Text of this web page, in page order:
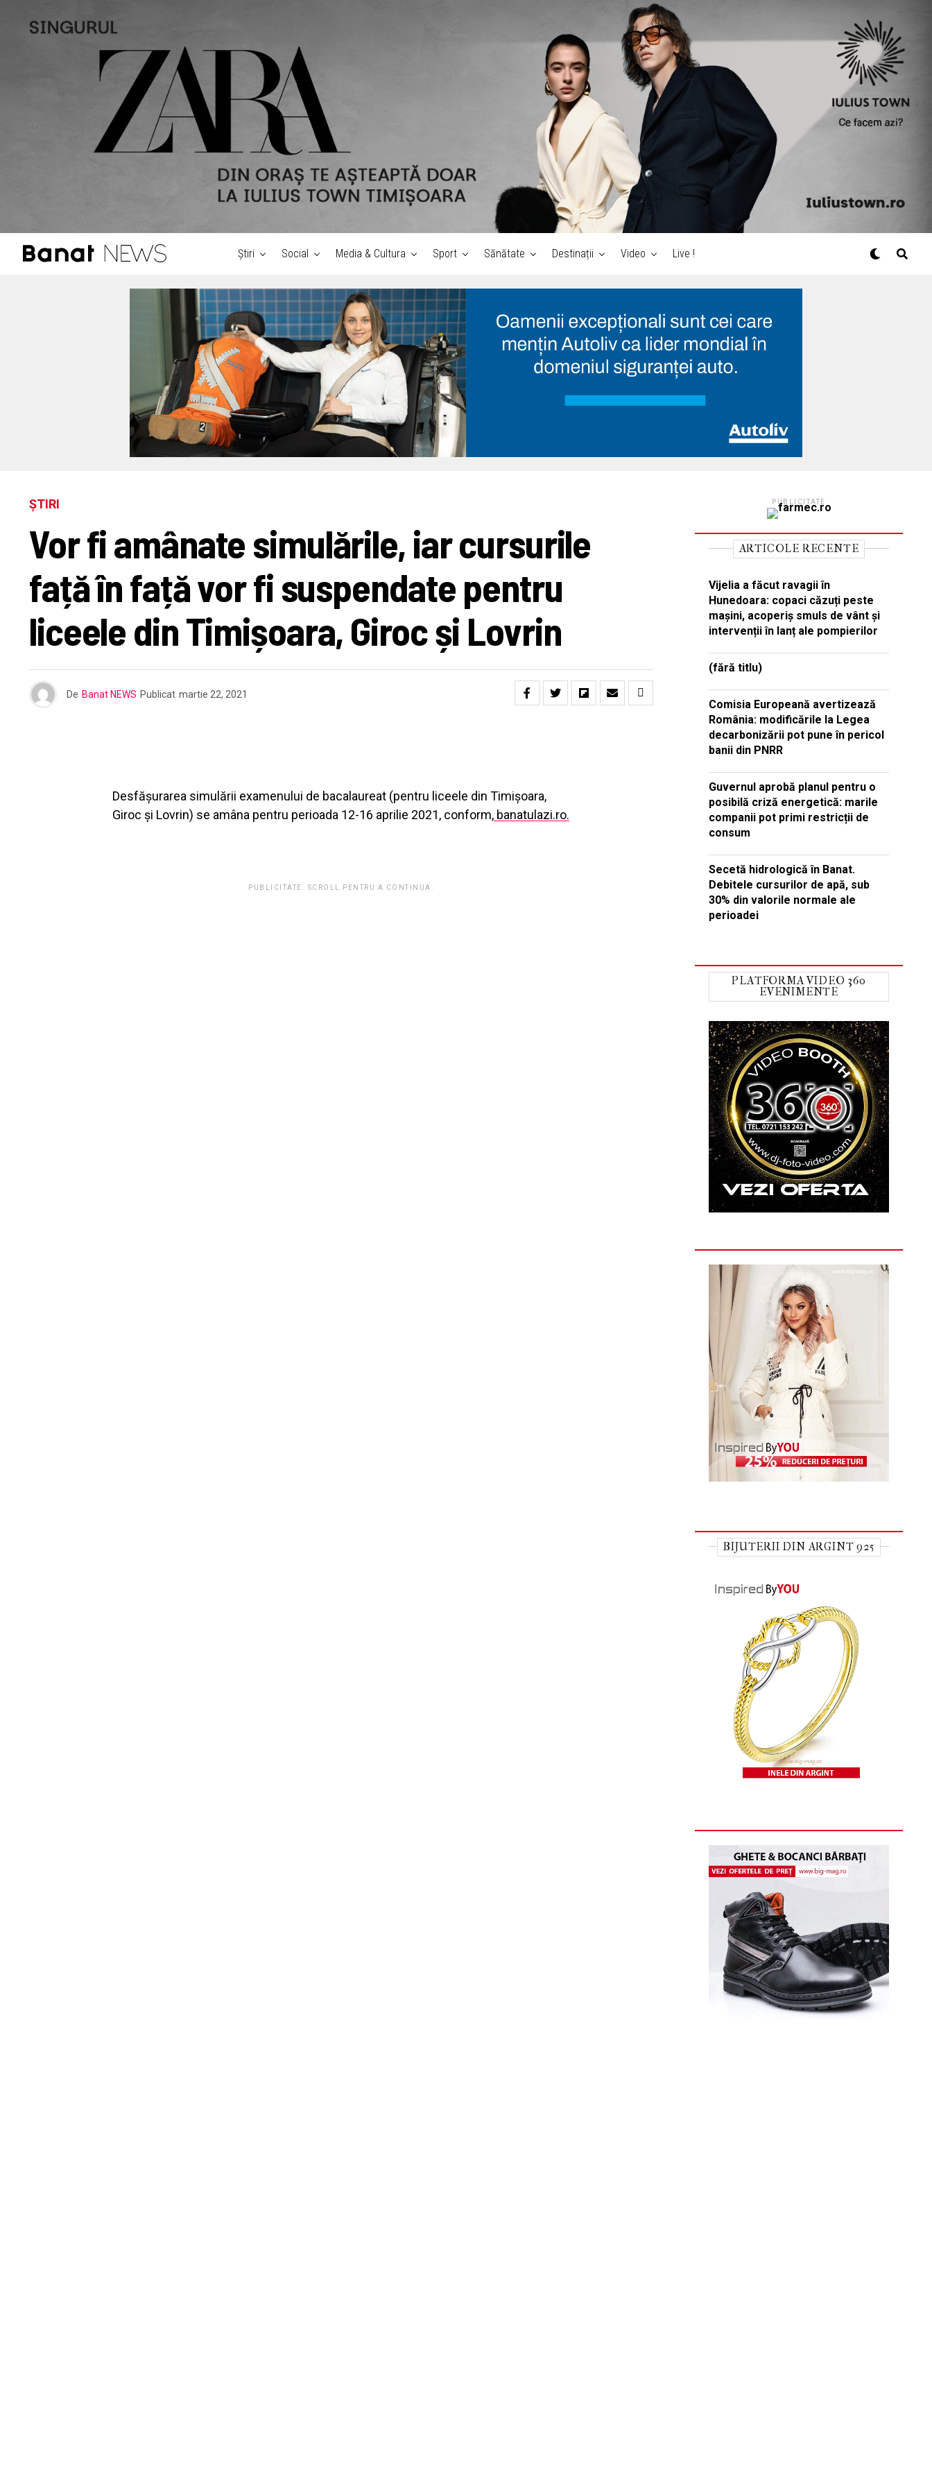
Știri Social Media & Cultura Sport Sănătate Destinații Video Live !
ȘTIRI
Vor fi amânate simulările, iar cursurile
față în față vor fi suspendate pentru
liceele din Timișoara, Giroc și Lovrin
De Banat NEWS Publicat martie 22, 2021
Desfășurarea simulării examenului de bacalaureat (pentru liceele din Timișoara,
Giroc și Lovrin) se amâna pentru perioada 12-16 aprilie 2021, conform, banatulazi.ro.
PUBLICITATE. SCROLL PENTRU A CONTINUA.
PUBLICITATE
ARTICOLE RECENTE
Vijelia a făcut ravagii în
Hunedoara: copaci căzuți peste
mașini, acoperiș smuls de vânt și
intervenții în lanț ale pompierilor
(fără titlu)
Comisia Europeană avertizează
România: modificările la Legea
decarbonizării pot pune în pericol
banii din PNRR
Guvernul aprobă planul pentru o
posibilă criză energetică: marile
companii pot primi restricții de
consum
Secetă hidrologică în Banat.
Debitele cursurilor de apă, sub
30% din valorile normale ale
perioadei
PLATFORMA VIDEO 360
EVENIMENTE
BIJUTERII DIN ARGINT 925